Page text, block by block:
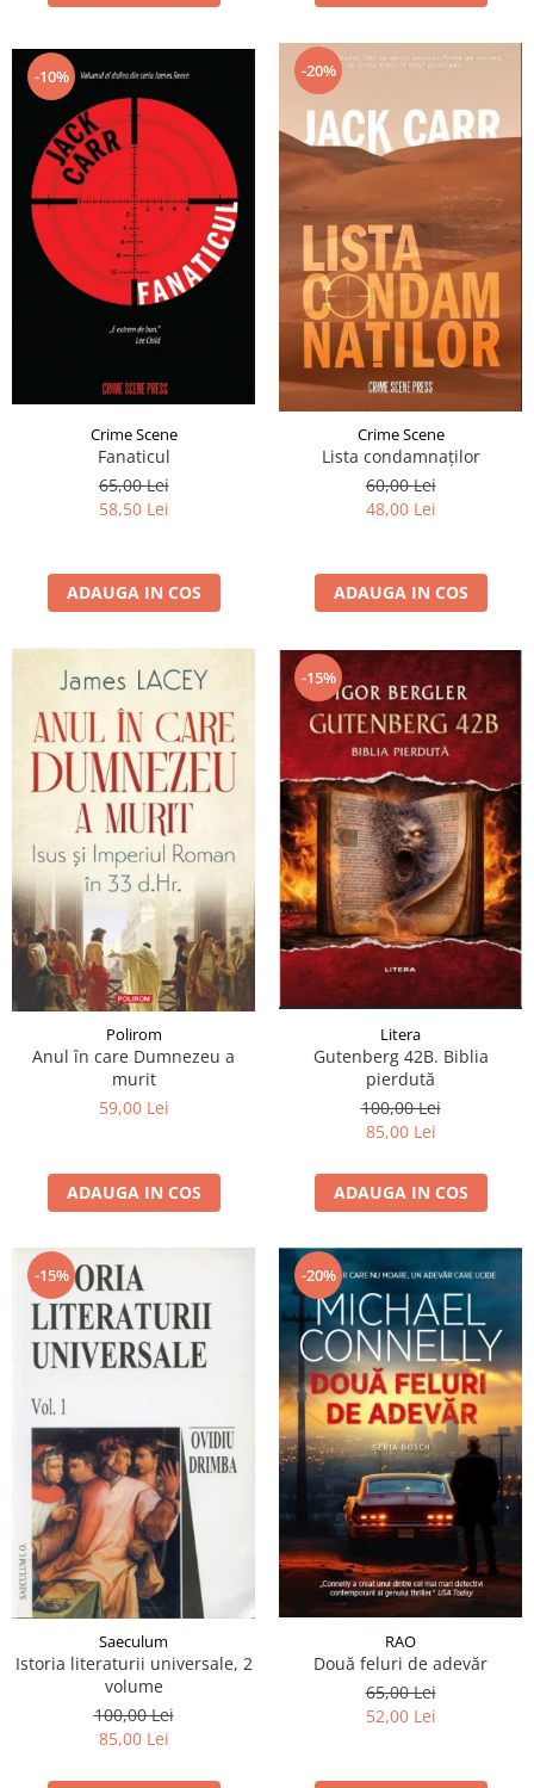
-10%
Crime Scene
Fanaticul
65,00 Lei
58,50 Lei
ADAUGA IN COS
-20%
Crime Scene
Lista condamnaților
60,00 Lei
48,00 Lei
ADAUGA IN COS
Polirom
Anul în care Dumnezeu a
murit
59,00 Lei
ADAUGA IN COS
-15%
Litera
Gutenberg 42B. Biblia
pierdută
100,00 Lei
85,00 Lei
ADAUGA IN COS
-15%
Saeculum
Istoria literaturii universale, 2
volume
100,00 Lei
85,00 Lei
-20%
RAO
Două feluri de adevăr
65,00 Lei
52,00 Lei